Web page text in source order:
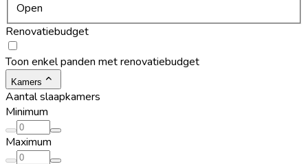
Open
Renovatiebudget
Toon enkel panden met renovatiebudget
Kamers
Aantal slaapkamers
Minimum
Maximum